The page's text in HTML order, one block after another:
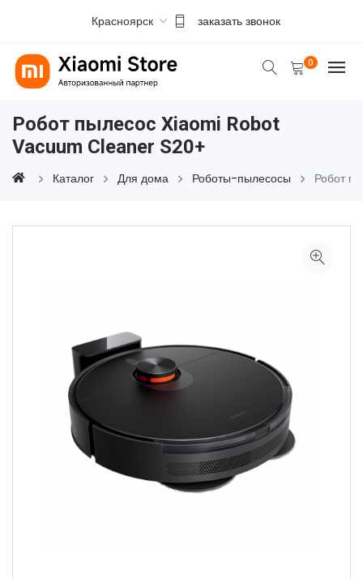
Красноярск заказать звонок
0
Робот пылесос Xiaomi Robot
Vacuum Cleaner S20+
Каталог Для дома Роботы-пылесосы Робот